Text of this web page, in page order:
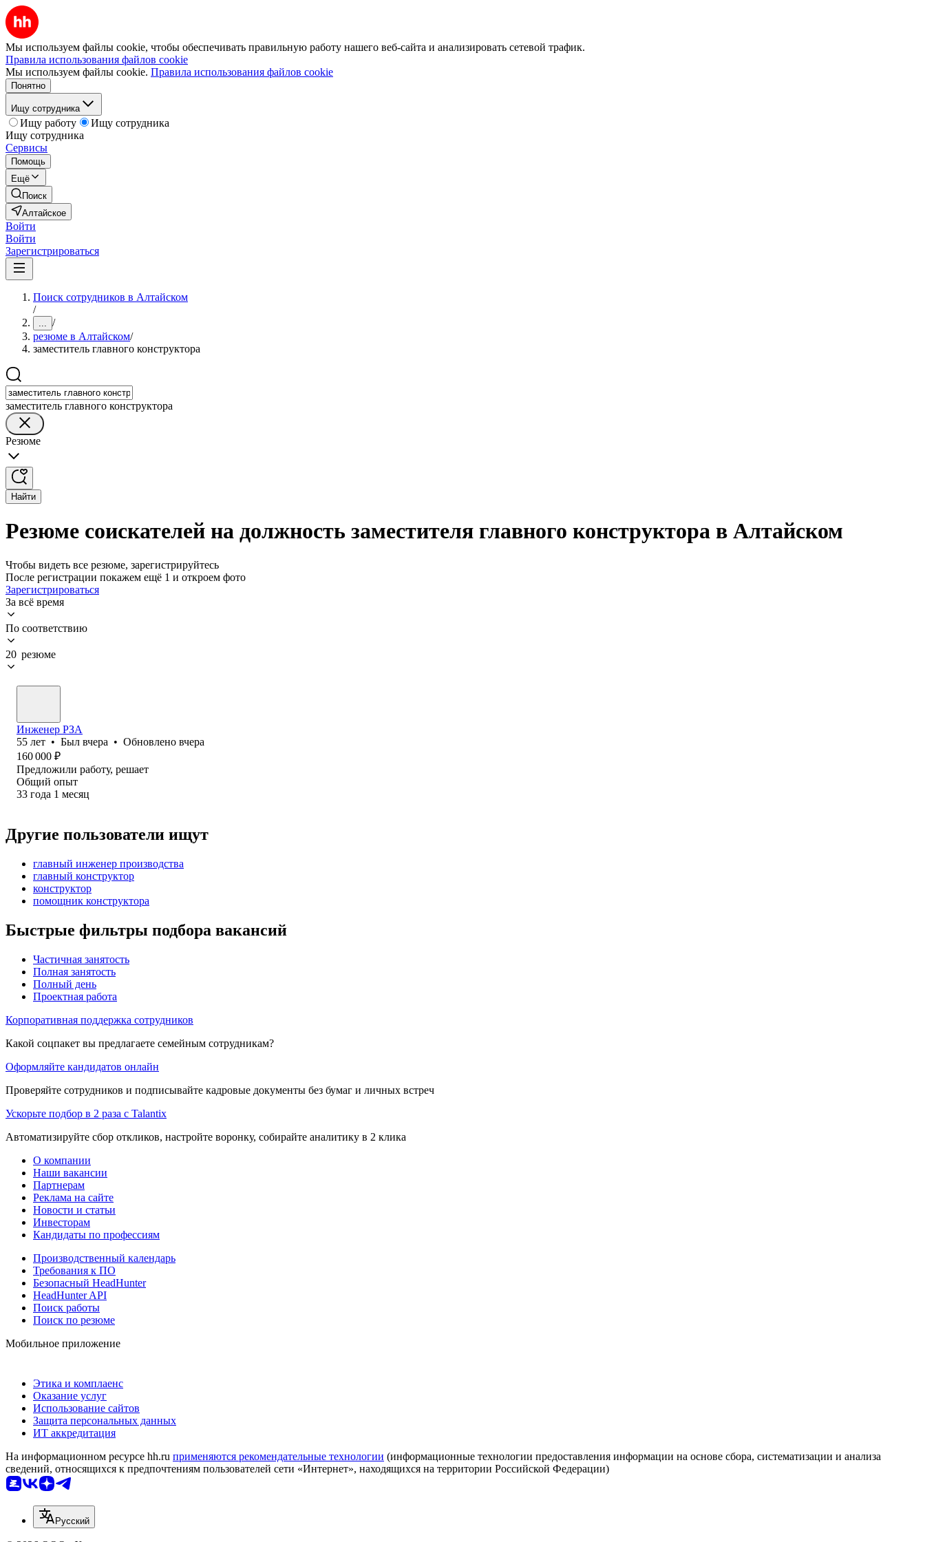
Мы используем файлы cookie, чтобы обеспечивать правильную работу нашего веб-сайта и анализировать сетевой трафик.
Правила использования файлов cookie
Мы используем файлы cookie. Правила использования файлов cookie
Понятно
Ищу сотрудника
Ищу работу
Ищу сотрудника
Ищу сотрудника
Сервисы
Помощь
Ещё
Поиск
Алтайское
Войти
Войти
Зарегистрироваться
Поиск сотрудников в Алтайском
/
... /
резюме в Алтайском/
заместитель главного конструктора
заместитель главного конструктора
Резюме
Найти
Резюме соискателей на должность заместителя главного конструктора в Алтайском
Чтобы видеть все резюме, зарегистрируйтесь
После регистрации покажем ещё 1 и откроем фото
Зарегистрироваться
За всё время
По соответствию
20 резюме
Инженер РЗА
55 лет • Был вчера • Обновлено вчера
160 000 ₽
Предложили работу, решает
Общий опыт
33 года 1 месяц
Другие пользователи ищут
главный инженер производства
главный конструктор
конструктор
помощник конструктора
Быстрые фильтры подбора вакансий
Частичная занятость
Полная занятость
Полный день
Проектная работа
Корпоративная поддержка сотрудников
Какой соцпакет вы предлагаете семейным сотрудникам?
Оформляйте кандидатов онлайн
Проверяйте сотрудников и подписывайте кадровые документы без бумаг и личных встреч
Ускорьте подбор в 2 раза с Talantix
Автоматизируйте сбор откликов, настройте воронку, собирайте аналитику в 2 клика
О компании
Наши вакансии
Партнерам
Реклама на сайте
Новости и статьи
Инвесторам
Кандидаты по профессиям
Производственный календарь
Требования к ПО
Безопасный HeadHunter
HeadHunter API
Поиск работы
Поиск по резюме
Мобильное приложение
Этика и комплаенс
Оказание услуг
Использование сайтов
Защита персональных данных
ИТ аккредитация
На информационном ресурсе hh.ru применяются рекомендательные технологии (информационные технологии предоставления информации на основе сбора, систематизации и анализа
сведений, относящихся к предпочтениям пользователей сети «Интернет», находящихся на территории Российской Федерации)
Русский